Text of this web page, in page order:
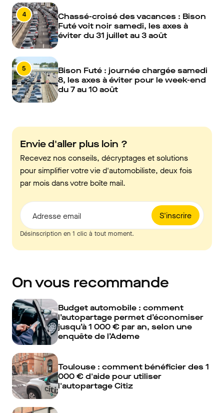
4
Chassé-croisé des vacances : Bison
Futé voit noir samedi, les axes à
éviter du 31 juillet au 3 août
5
Bison Futé : journée chargée samedi
8, les axes à éviter pour le week-end
du 7 au 10 août
Envie d'aller plus loin ?
Recevez nos conseils, décryptages et solutions
pour simplifier votre vie d'automobiliste, deux fois
par mois dans votre boîte mail.
S'inscrire
Adresse email
Désinscription en 1 clic à tout moment.
On vous recommande
Budget automobile : comment
l’autopartage permet d’économiser
jusqu’à 1 000 € par an, selon une
enquête de l’Ademe
Toulouse : comment bénéficier des 1
000 € d'aide pour utiliser
l'autopartage Citiz